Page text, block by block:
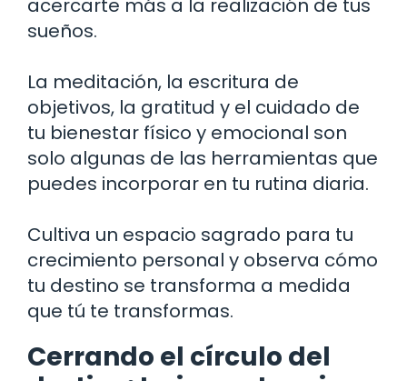
acercarte más a la realización de tus
sueños.
La meditación, la escritura de
objetivos, la gratitud y el cuidado de
tu bienestar físico y emocional son
solo algunas de las herramientas que
puedes incorporar en tu rutina diaria.
Cultiva un espacio sagrado para tu
crecimiento personal y observa cómo
tu destino se transforma a medida
que tú te transformas.
Cerrando el círculo del